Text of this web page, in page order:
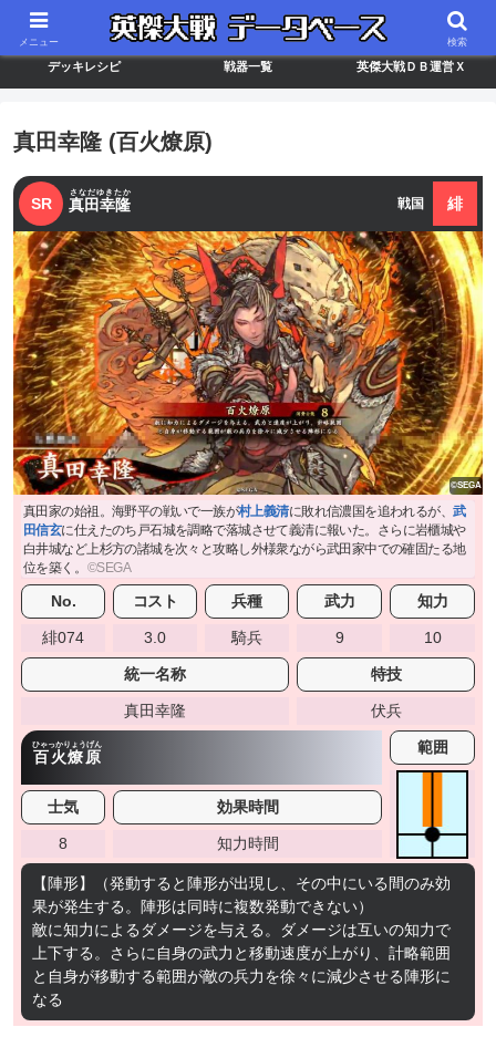
最新バージョン情報 武将ランキング カードリスト
デッキレシピ 戦器一覧 英傑大戦ＤＢ運営Ｘ
真田幸隆 (百火燎原)
SR 真田幸隆
さなだゆきたか
戦国 緋
真田家の始祖。海野平の戦いで一族が村上義清に敗れ信濃国を追われるが、武
田信玄に仕えたのち戸石城を調略で落城させて義清に報いた。さらに岩櫃城や
白井城など上杉方の諸城を次々と攻略し外様衆ながら武田家中での確固たる地
位を築く。
No. コスト 兵種 武力 知力
緋074 3.0 騎兵 9 10
統一名称 特技
真田幸隆 伏兵
百火燎原
ひゃっかりょうげん 範囲
士気 効果時間
8 知力時間
【陣形】（発動すると陣形が出現し、その中にいる間のみ効
果が発生する。陣形は同時に複数発動できない）
敵に知力によるダメージを与える。ダメージは互いの知力で
上下する。さらに自身の武力と移動速度が上がり、計略範囲
と自身が移動する範囲が敵の兵力を徐々に減少させる陣形に
なる
メニュー 検索